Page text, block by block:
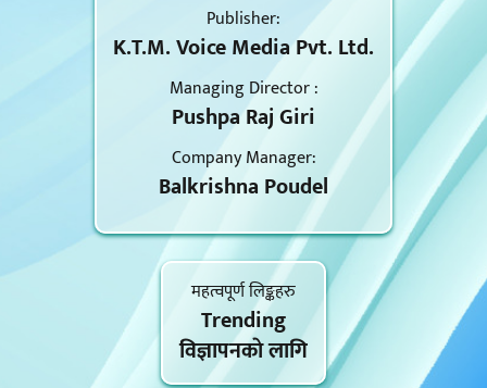
Publisher:
K.T.M. Voice Media Pvt. Ltd.
Managing Director :
Pushpa Raj Giri
Company Manager:
Balkrishna Poudel
महत्वपूर्ण लिङ्कहरु
Trending
विज्ञापनकाे लागि